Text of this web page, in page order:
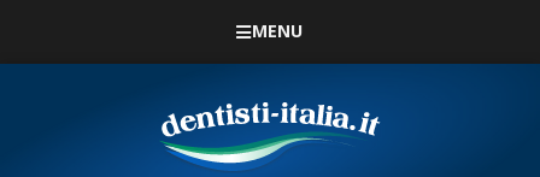
MENU